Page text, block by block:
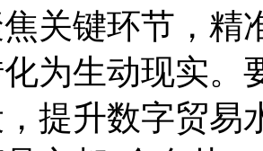
关键环节，精
为生动现实。
提升数字贸易